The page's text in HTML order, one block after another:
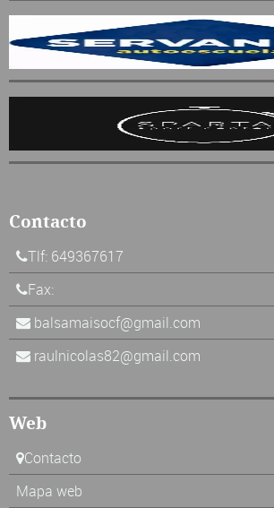
Contacto
Tlf: 649367617
Fax:
balsamaisocf@gmail.com
raulnicolas82@gmail.com
Web
Contacto
Mapa web